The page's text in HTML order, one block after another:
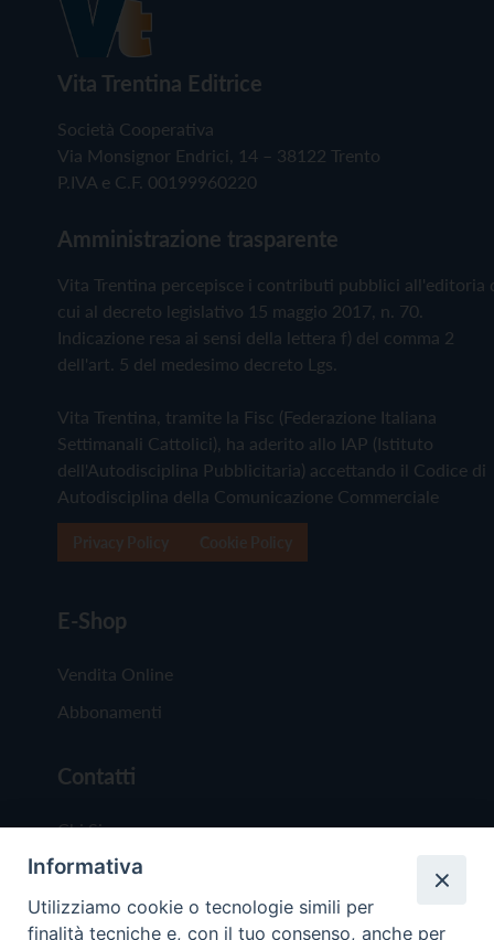
Vita Trentina Editrice
Società Cooperativa
Via Monsignor Endrici, 14 – 38122 Trento
P.IVA e C.F. 00199960220
Amministrazione trasparente
Vita Trentina percepisce i contributi pubblici all'editoria
cui al decreto legislativo 15 maggio 2017, n. 70.
Indicazione resa ai sensi della lettera f) del comma 2
dell'art. 5 del medesimo decreto Lgs.
Vita Trentina, tramite la Fisc (Federazione Italiana
Settimanali Cattolici), ha aderito allo IAP (Istituto
dell'Autodisciplina Pubblicitaria) accettando il Codice di
Autodisciplina della Comunicazione Commerciale
E-Shop
Vendita Online
Abbonamenti
Contatti
Chi Siamo
Redazione
Scrivici
Informativa
Utilizziamo cookie o tecnologie simili per
finalità tecniche e, con il tuo consenso, anche per